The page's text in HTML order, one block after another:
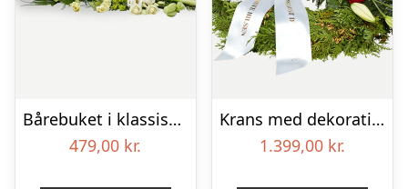
Bårebuket i klassisk stil – hvid
479,00 kr.
Krans med dekoration i klassisk stil – rød og hvid – med bånd
1.399,00 kr.